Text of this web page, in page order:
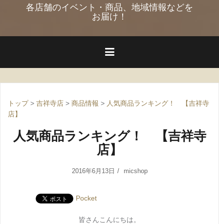
各店舗のイベント・商品、地域情報などを
お届け！
トップ> 吉祥寺店 > 商品情報 > 人気商品ランキング！ 【吉祥寺
店】
人気商品ランキング！ 【吉祥寺
店】
2016年6月13日 micshop
Pocket
皆さんこんにちは。